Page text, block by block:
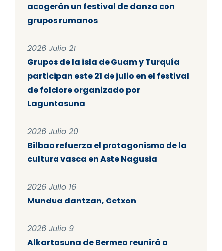
acogerán un festival de danza con
grupos rumanos
2026 Julio 21
Grupos de la isla de Guam y Turquía
participan este 21 de julio en el festival
de folclore organizado por
Laguntasuna
2026 Julio 20
Bilbao refuerza el protagonismo de la
cultura vasca en Aste Nagusia
2026 Julio 16
Mundua dantzan, Getxon
2026 Julio 9
Alkartasuna de Bermeo reunirá a